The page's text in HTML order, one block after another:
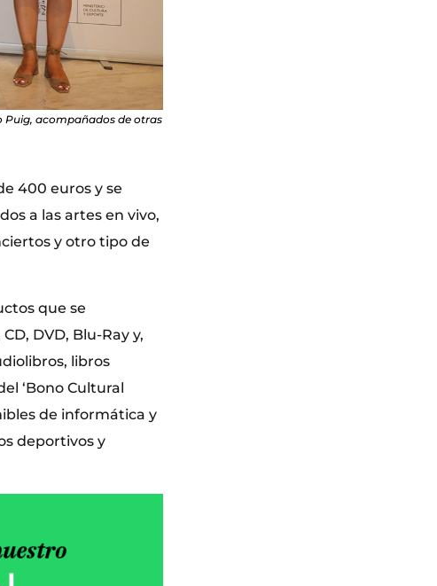
Puig, acompañados de otras
400 euros y se
a las artes en vivo,
y otro tipo de
que se
DVD, Blu-Ray y,
libros
‘Bono Cultural
de informática y
deportivos y